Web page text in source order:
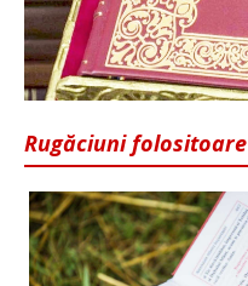
Rugăciuni folositoare